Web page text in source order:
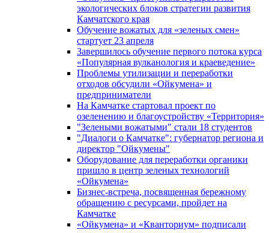
экологических блоков стратегии развития
Камчатского края
Обучение вожатых для «зеленых смен»
стартует 23 апреля
Завершилось обучение первого потока курса
«Популярная вулканология и краеведение»
Проблемы утилизации и переработки
отходов обсудили «Ойкумена» и
предприниматели
На Камчатке стартовал проект по
озеленению и благоустройству «Территория»
"Зелеными вожатыми" стали 18 студентов
"Диалоги о Камчатке": губернатор региона и
директор "Ойкумены"
Оборудование для переработки органики
пришло в центр зеленых технологий
«Ойкумена»
Бизнес-встреча, посвященная бережному
обращению с ресурсами, пройдет на
Камчатке
«Ойкумена» и «Кванториум» подписали